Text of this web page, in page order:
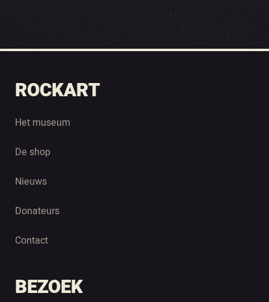
ROCKART
Het museum
De shop
Nieuws
Donateurs
Contact
BEZOEK